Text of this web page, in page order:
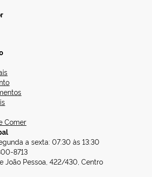
Comer
a sexta: 07:30 às 13:30
8713
João Pessoa, 422/430, Centro